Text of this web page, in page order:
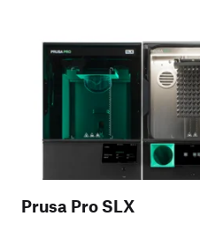
Prusa Pro SLX